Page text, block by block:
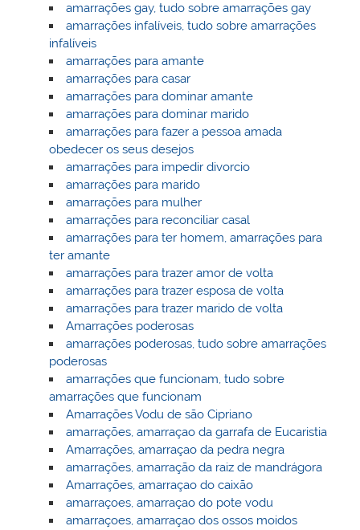
amarrações gay, tudo sobre amarrações gay
amarrações infalíveis, tudo sobre amarrações
infalíveis
amarrações para amante
amarrações para casar
amarrações para dominar amante
amarrações para dominar marido
amarrações para fazer a pessoa amada
obedecer os seus desejos
amarrações para impedir divorcio
amarrações para marido
amarrações para mulher
amarrações para reconciliar casal
amarrações para ter homem, amarrações para
ter amante
amarrações para trazer amor de volta
amarrações para trazer esposa de volta
amarrações para trazer marido de volta
Amarrações poderosas
amarrações poderosas, tudo sobre amarrações
poderosas
amarrações que funcionam, tudo sobre
amarrações que funcionam
Amarrações Vodu de são Cipriano
amarrações, amarraçao da garrafa de Eucaristia
Amarrações, amarraçao da pedra negra
amarrações, amarração da raiz de mandrágora
Amarrações, amarraçao do caixão
amarraçoes, amarraçao do pote vodu
amarraçoes, amarraçao dos ossos moidos